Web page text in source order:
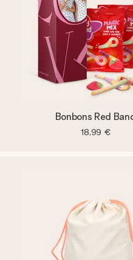
Bonbons Red
18,99 €